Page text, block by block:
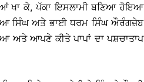
ਖਾ ਕੇ, ਪੱਕਾ ਇਸਲਾਮੀ ਬਣਿਆ ਹੋਇਆ
ਸਿੰਘ ਅਤੇ ਭਾਈ ਧਰਮ ਸਿੰਘ ਔਰੰਗਜ਼ੇਬ
ਅਤੇ ਆਪਣੇ ਕੀਤੇ ਪਾਪਾਂ ਦਾ ਪਸ਼ਚਾਤਾਪ